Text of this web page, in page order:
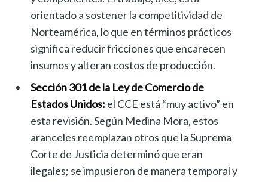
orientado a sostener la competitividad de
Norteamérica, lo que en términos prácticos
significa reducir fricciones que encarecen
insumos y alteran costos de producción.
Sección 301 de la Ley de Comercio de
Estados Unidos: el CCE está “muy activo” en
esta revisión. Según Medina Mora, estos
aranceles reemplazan otros que la Suprema
Corte de Justicia determinó que eran
ilegales; se impusieron de manera temporal y